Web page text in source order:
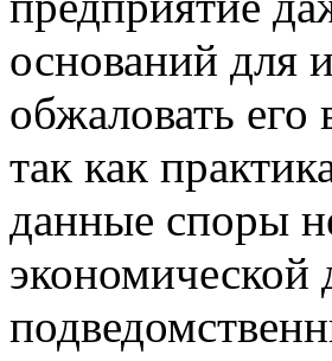
оснований для
обжаловать
так как
данные споры
экономической